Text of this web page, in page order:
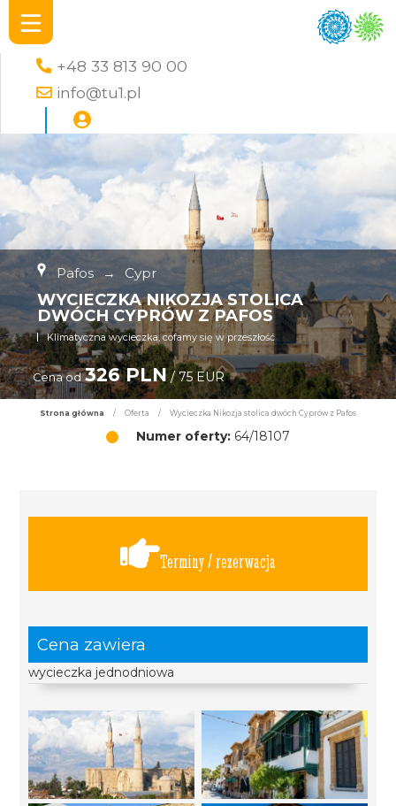
+48 33 813 90 00
info@tu1.pl
Pafos → Cypr
WYCIECZKA NIKOZJA STOLICA
DWÓCH CYPRÓW Z PAFOS
Klimatyczna wycieczka, cofamy się w przeszłość
Cena od 326 PLN/ 75 EUR
Strona główna / Oferta / Wycieczka Nikozja stolica dwóch Cyprów z Pafos
Numer oferty: 64/18107
Terminy / rezerwacja
Cena zawiera
wycieczka jednodniowa